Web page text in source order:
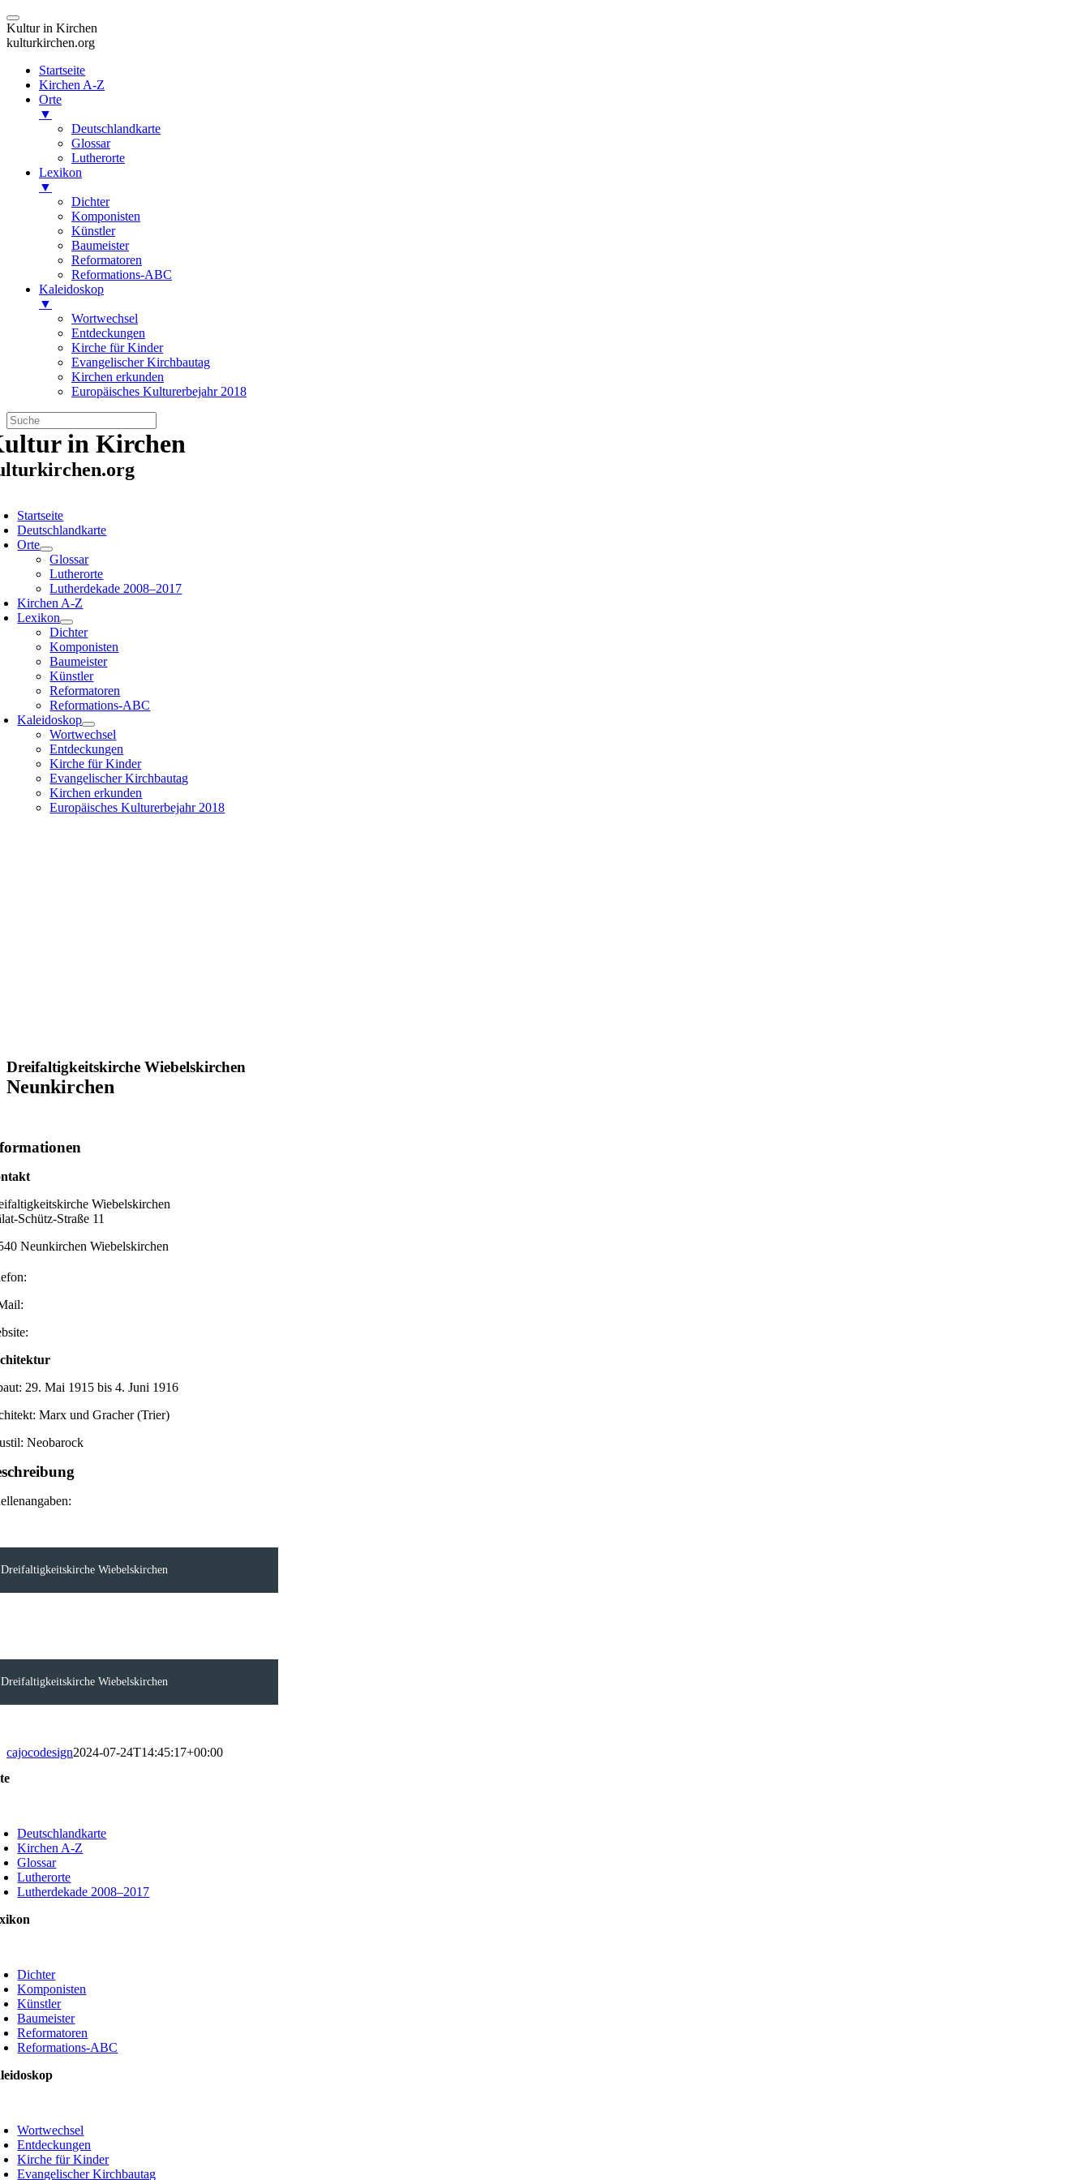
Kultur in Kirchen
kulturkirchen.org
Startseite
Kirchen A-Z
Orte
▼
Deutschlandkarte
Glossar
Lutherorte
Lexikon
▼
Dichter
Komponisten
Künstler
Baumeister
Reformatoren
Reformations-ABC
Kaleidoskop
▼
Wortwechsel
Entdeckungen
Kirche für Kinder
Evangelischer Kirchbautag
Kirchen erkunden
Europäisches Kulturerbejahr 2018
Zum
Inhalt
springen
in Kirchen
Startseite
Deutschlandkarte
Orte
Glossar
Lutherorte
Lutherdekade 2008–2017
Kirchen A-Z
Lexikon
Dichter
Komponisten
Baumeister
Künstler
Reformatoren
Reformations-ABC
Kaleidoskop
Wortwechsel
Entdeckungen
Kirche für Kinder
Evangelischer Kirchbautag
Kirchen erkunden
Europäisches Kulturerbejahr 2018
Dreifaltigkeitskirche Wiebelskirchen
Neunkirchen
Wiebelskirchen
Schütz-Straße 11
Neunkirchen Wiebelskirchen
29. Mai 1915 bis 4. Juni 1916
Marx und Gracher (Trier)
Neobarock
Dreifaltigkeitskirche Wiebelskirchen
Dreifaltigkeitskirche Wiebelskirchen
cajocodesign2024-07-24T14:45:17+00:00
Deutschlandkarte
Kirchen A-Z
Glossar
Lutherorte
Lutherdekade 2008–2017
Dichter
Komponisten
Künstler
Baumeister
Reformatoren
Reformations-ABC
Wortwechsel
Entdeckungen
Kirche für Kinder
Evangelischer Kirchbautag